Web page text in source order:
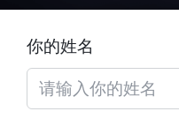
你的姓名